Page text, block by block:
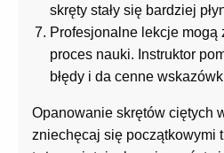
skręty stały się bardziej
Profesjonalne lekcje mogą
proces nauki. Instruktor
błędy i da cenne
Opanowanie skrętów ciętych
zniechęcaj się początkowymi